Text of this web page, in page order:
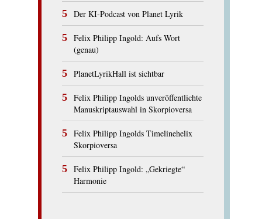
Der KI-Podcast von Planet Lyrik
Felix Philipp Ingold: Aufs Wort
(genau)
PlanetLyrikHall ist sichtbar
Felix Philipp Ingolds unveröffentlichte
Manuskriptauswahl in Skorpioversa
Felix Philipp Ingolds Timelinehelix
Skorpioversa
Felix Philipp Ingold: „Gekriegte“
Harmonie